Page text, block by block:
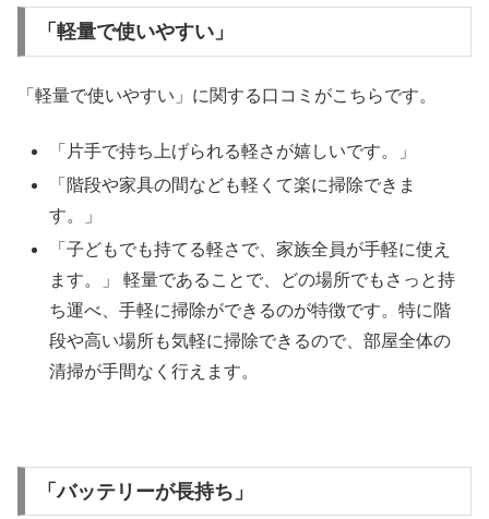
「軽量で使いやすい」
「軽量で使いやすい」に関する口コミがこちらです。
「片手で持ち上げられる軽さが嬉しいです。」
「階段や家具の間なども軽くて楽に掃除できま
す。」
「子どもでも持てる軽さで、家族全員が手軽に使え
ます。」 軽量であることで、どの場所でもさっと持
ち運べ、手軽に掃除ができるのが特徴です。特に階
段や高い場所も気軽に掃除できるので、部屋全体の
清掃が手間なく行えます。
「バッテリーが長持ち」